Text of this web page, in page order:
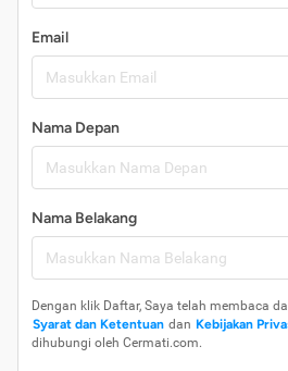
Email
Nama Depan
Nama Belakang
Dengan klik Daftar, Saya telah membaca
Syarat dan Ketentuan dan Kebijakan
dihubungi oleh Cermati.com.